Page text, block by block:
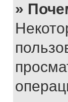
»